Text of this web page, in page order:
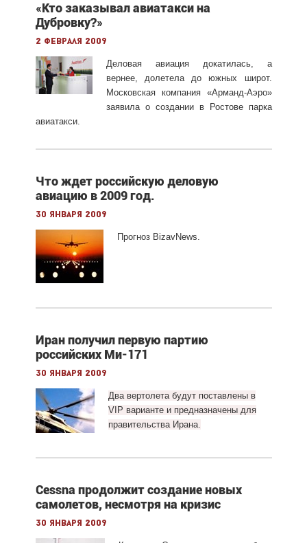
«Кто заказывал авиатакси на
Дубровку?»
2 февраля 2009
Деловая авиация докатилась, а
вернее, долетела до южных широт.
Московская компания «Арманд-Аэро»
заявила о создании в Ростове парка
авиатакси.
Что ждет российскую деловую
авиацию в 2009 год.
30 января 2009
Прогноз BizavNews.
Иран получил первую партию
российских Ми-171
30 января 2009
Два вертолета будут поставлены в
VIP варианте и предназначены для
правительства Ирана.
Cessna продолжит создание новых
самолетов, несмотря на кризис
30 января 2009